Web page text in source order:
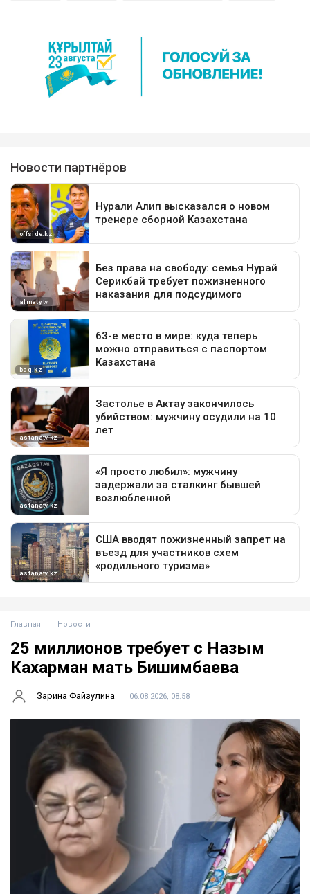
Главная Новости
25 миллионов требует с Назым
Кахарман мать Бишимбаева
Зарина Файзулина 06.08.2026, 08:58